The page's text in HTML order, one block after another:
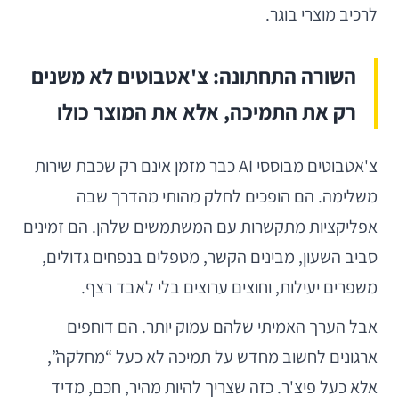
לרכיב מוצרי בוגר.
השורה התחתונה: צ'אטבוטים לא משנים
רק את התמיכה, אלא את המוצר כולו
צ'אטבוטים מבוססי AI כבר מזמן אינם רק שכבת שירות
משלימה. הם הופכים לחלק מהותי מהדרך שבה
אפליקציות מתקשרות עם המשתמשים שלהן. הם זמינים
סביב השעון, מבינים הקשר, מטפלים בנפחים גדולים,
משפרים יעילות, וחוצים ערוצים בלי לאבד רצף.
אבל הערך האמיתי שלהם עמוק יותר. הם דוחפים
ארגונים לחשוב מחדש על תמיכה לא כעל “מחלקה”,
אלא כעל פיצ'ר. כזה שצריך להיות מהיר, חכם, מדיד